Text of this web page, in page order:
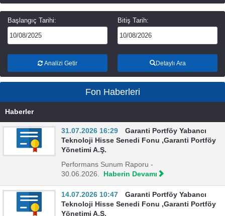
Başlangıç Tarihi: Bitiş Tarih:
Analizi Getir Detaylı Ara
Fon Haberleri
Haberler
31.07.2026 16:29
Garanti Portföy Yabancı
Teknoloji Hisse Senedi Fonu ,Garanti Portföy
Yönetimi A.Ş.
Performans Sunum Raporu -
30.06.2026. Haberin Devamı
14.07.2026 10:47
Garanti Portföy Yabancı
Teknoloji Hisse Senedi Fonu ,Garanti Portföy
Yönetimi A.Ş.